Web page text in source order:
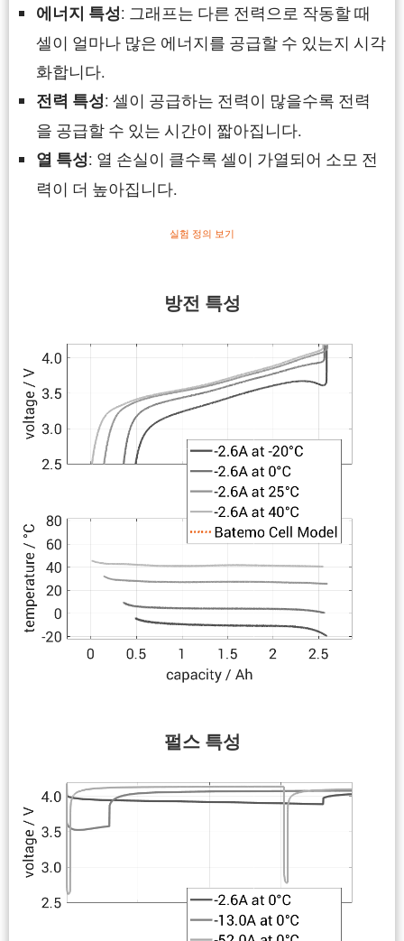
방전 특성
에너지 특성: 그래프는 다른 전력으로 작동할 때
셀이 얼마나 많은 에너지를 공급할 수 있는지 시각
화합니다.
전력 특성: 셀이 공급하는 전력이 많을수록 전력
을 공급할 수 있는 시간이 짧아집니다.
열 특성: 열 손실이 클수록 셀이 가열되어 소모 전
력이 더 높아집니다.
펄스 특성
실험 정의 보기